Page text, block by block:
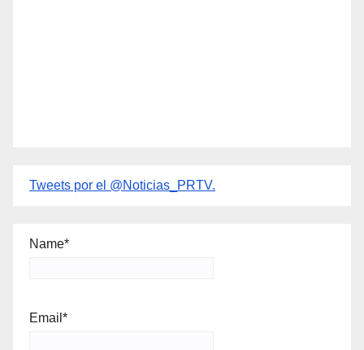
Tweets por el @Noticias_PRTV.
Name*
Email*